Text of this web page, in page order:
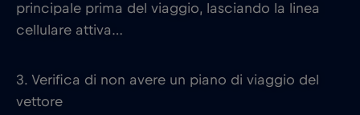
principale prima del viaggio, lasciando la linea
cellulare attiva…
3. Verifica di non avere un piano di viaggio del
vettore